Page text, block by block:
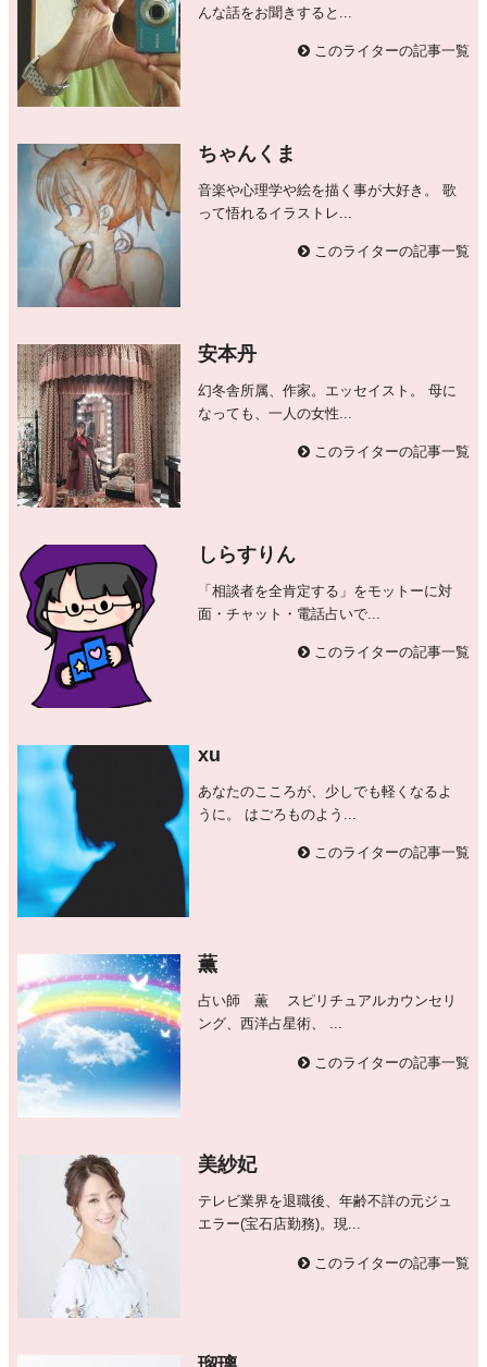
んな話をお聞きすると...
このライターの記事一覧
ちゃんくま
音楽や心理学や絵を描く事が大好き。 歌
って悟れるイラストレ...
このライターの記事一覧
安本丹
幻冬舎所属、作家。エッセイスト。 母に
なっても、一人の女性...
このライターの記事一覧
しらすりん
「相談者を全肯定する」をモットーに対
面・チャット・電話占いで...
このライターの記事一覧
xu
あなたのこころが、少しでも軽くなるよ
うに。 はごろものよう...
このライターの記事一覧
薫
占い師 薫 スピリチュアルカウンセリ
ング、西洋占星術、 ...
このライターの記事一覧
美紗妃
テレビ業界を退職後、年齢不詳の元ジュ
エラー(宝石店勤務)。現...
このライターの記事一覧